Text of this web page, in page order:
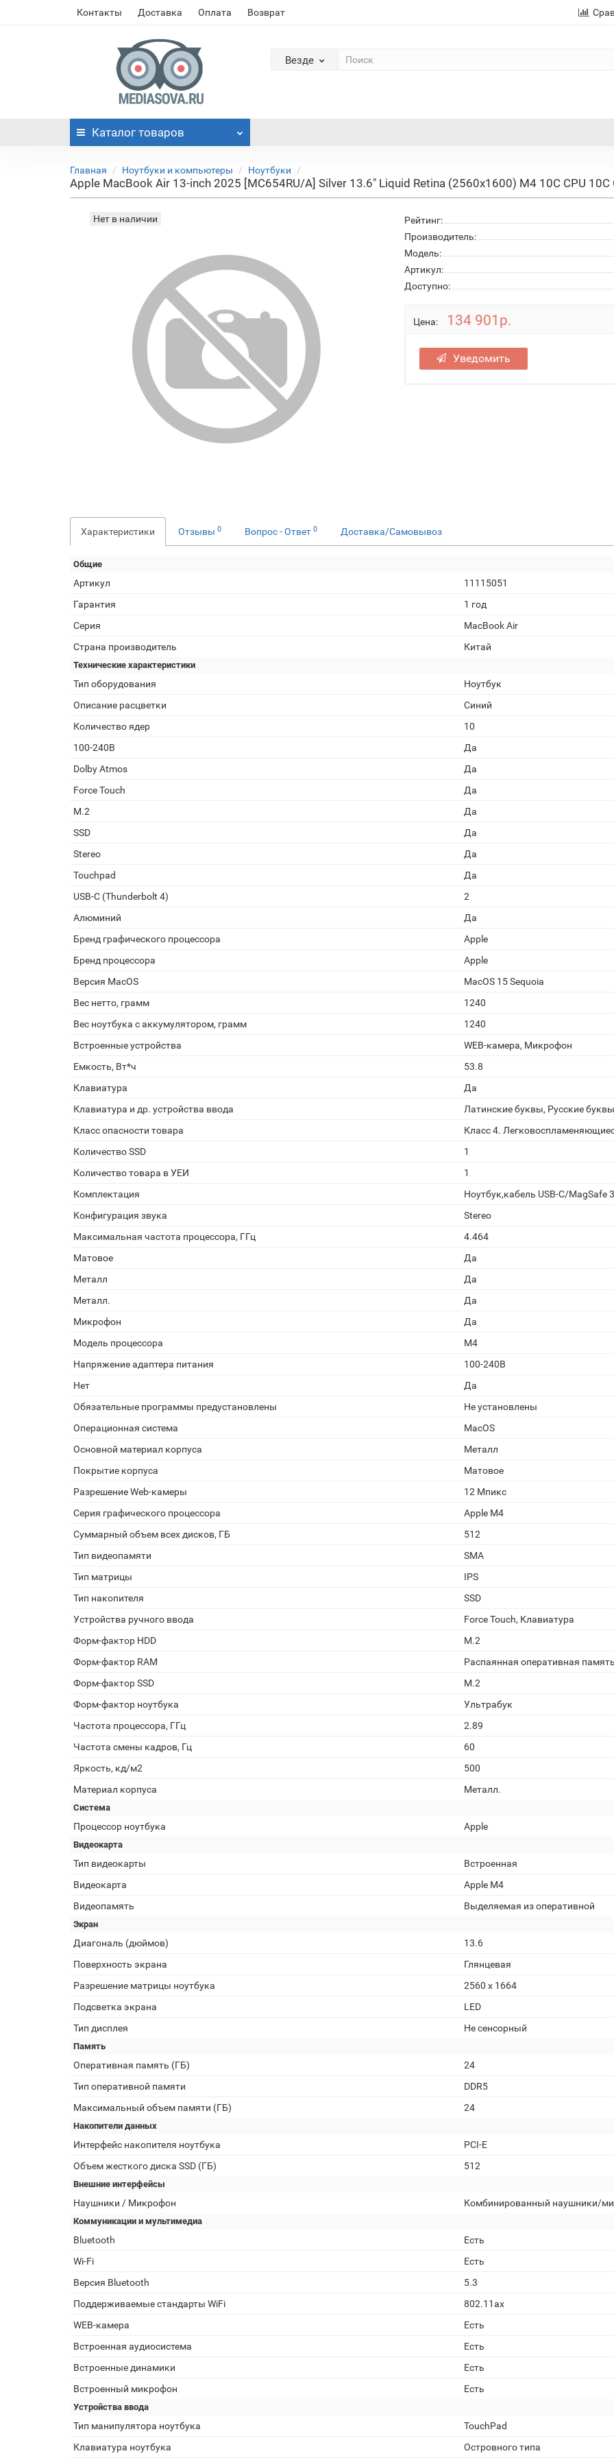
Контакты Доставка Оплата Возврат
Везде
Каталог товаров
Главная Ноутбуки и компьютеры Ноутбуки
Apple MacBook Air 13-inch 2025 [MC654RU/A] Silver 13.6" Liquid Retina (2560x1600) M4 10C CPU
Нет в наличии
Рейтинг:
Производитель:
Модель:
Артикул:
Доступно:
Цена: 134 901р.
Уведомить
Характеристики Отзывы 0 Вопрос - Ответ 0 Доставка/Самовывоз
Общие
Артикул
11115051
Гарантия
1 год
Серия
MacBook Air
Страна производитель
Китай
Технические характеристики
Тип оборудования
Ноутбук
Описание расцветки
Синий
Количество ядер
10
100-240В
Да
Dolby Atmos
Да
Force Touch
Да
M.2
Да
SSD
Да
Stereo
Да
Touchpad
Да
USB-C (Thunderbolt 4)
2
Алюминий
Да
Бренд графического процессора
Apple
Бренд процессора
Apple
Версия MacOS
MacOS 15 Sequoia
Вес нетто, грамм
1240
Вес ноутбука с аккумулятором, грамм
1240
Встроенные устройства
WEB-камера, Микрофон
Емкость, Вт*ч
53.8
Клавиатура
Да
Клавиатура и др. устройства ввода
Латинские буквы, Русские буквы
Класс опасности товара
Класс 4.
Количество SSD
1
Количество товара в УЕИ
1
Комплектация
Ноутбук,кабель USB-C/MagSafe
Конфигурация звука
Stereo
Максимальная частота процессора, ГГц
4.464
Матовое
Да
Металл
Да
Металл.
Да
Микрофон
Да
Модель процессора
M4
Напряжение адаптера питания
100-240В
Нет
Да
Обязательные программы предустановлены
Не установлены
Операционная система
MacOS
Основной материал корпуса
Металл
Покрытие корпуса
Матовое
Разрешение Web-камеры
12 Мпикс
Серия графического процессора
Apple M4
Суммарный объем всех дисков, ГБ
512
Тип видеопамяти
SMA
Тип матрицы
IPS
Тип накопителя
SSD
Устройства ручного ввода
Force Touch, Клавиатура
Форм-фактор HDD
M.2
Форм-фактор RAM
Распаянная оперативная
Форм-фактор SSD
M.2
Форм-фактор ноутбука
Ультрабук
Частота процессора, ГГц
2.89
Частота смены кадров, Гц
60
Яркость, кд/м2
500
Материал корпуса
Металл.
Система
Процессор ноутбука Apple
Видеокарта
Тип видеокарты
Встроенная
Видеокарта
Apple M4
Видеопамять
Выделяемая из оперативной
Экран
Диагональ (дюймов)
13.6
Поверхность экрана
Глянцевая
Разрешение матрицы ноутбука
2560 x 1664
Подсветка экрана
LED
Тип дисплея
Не сенсорный
Память
Оперативная память (ГБ)
24
Тип оперативной памяти
DDR5
Максимальный объем памяти (ГБ)
24
Накопители данных
Интерфейс накопителя ноутбука
PCI-E
Объем жесткого диска SSD (ГБ)
512
Внешние интерфейсы
Наушники / Микрофон Комбинированный наушники/
Коммуникации и мультимедиа
Bluetooth
Есть
Wi-Fi
Есть
Версия Bluetooth
5.3
Поддерживаемые стандарты WiFi
802.11ax
WEB-камера
Есть
Встроенная аудиосистема
Есть
Встроенные динамики
Есть
Встроенный микрофон
Есть
Устройства ввода
Тип манипулятора ноутбука
TouchPad
Клавиатура ноутбука
Островного типа